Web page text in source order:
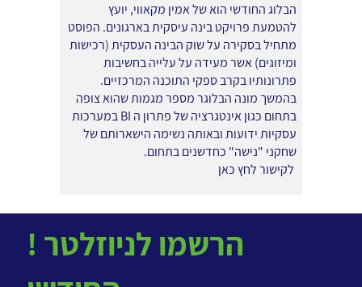
הבלוג החודשי הוא של אמין מקאווי, יועץ
להטמעת פרויקט בינה עיסקית בארגונים. הפוסט
מתחיל בסקירה על שוק הבינה העסקית (רכישות
ומיזוגים) אשר מעידה על עלייה בחשיבות
פתרונותיו בקרב ספקי התוכנה המרכזיים.
בהמשך מונה הבלוגר מספר מגמות שהוא צופה
בתחום כגון אינטגרציה של פתרון ה BI במערכות
עסקיות ידועות ובאותה נשימה הישארותם של
שחקני "נישה" כחדשנים בתחום.
לקישור לחץ כאן
! הרשמו לניוזלטר